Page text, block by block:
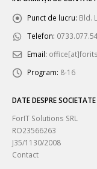
Punct de lucru: Bld.
Telefon:
Email:
Program: 8-16
DATE DESPRE SOCIETATE
ForIT Solutions SRL
RO23566263
J35/1130/2008
Contact